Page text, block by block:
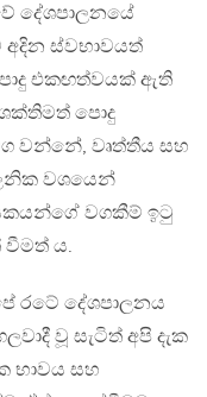
දේශපාලනයේ
අදින ස්වභාවයත්
එකඟත්වයක් ඇති
පොදු
වන්නේ, වෘත්තීය සහ
වශයෙන්
වගකීම් ඉටු
වීමත් ය.
රටේ දේශපාලනය
වූ සැටිත් අපි දැක
භාවය සහ